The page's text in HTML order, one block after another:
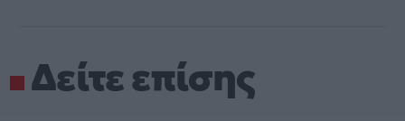
Δείτε επίσης